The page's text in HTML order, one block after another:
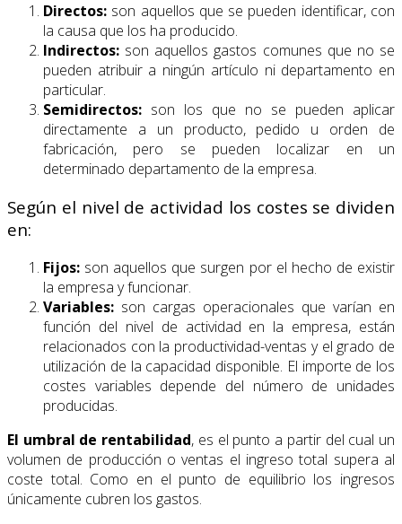
Directos: son aquellos que se pueden identificar, con
la causa que los ha producido.
Indirectos: son aquellos gastos comunes que no se
pueden atribuir a ningún artículo ni departamento en
particular.
Semidirectos: son los que no se pueden aplicar
directamente a un producto, pedido u orden de
fabricación, pero se pueden localizar en un
determinado departamento de la empresa.
Según el nivel de actividad los costes se dividen
en:
Fijos: son aquellos que surgen por el hecho de existir
la empresa y funcionar.
Variables: son cargas operacionales que varían en
función del nivel de actividad en la empresa, están
relacionados con la productividad-ventas y el grado de
utilización de la capacidad disponible. El importe de los
costes variables depende del número de unidades
producidas.
El umbral de rentabilidad, es el punto a partir del cual un
volumen de producción o ventas el ingreso total supera al
coste total. Como en el punto de equilibrio los ingresos
únicamente cubren los gastos.